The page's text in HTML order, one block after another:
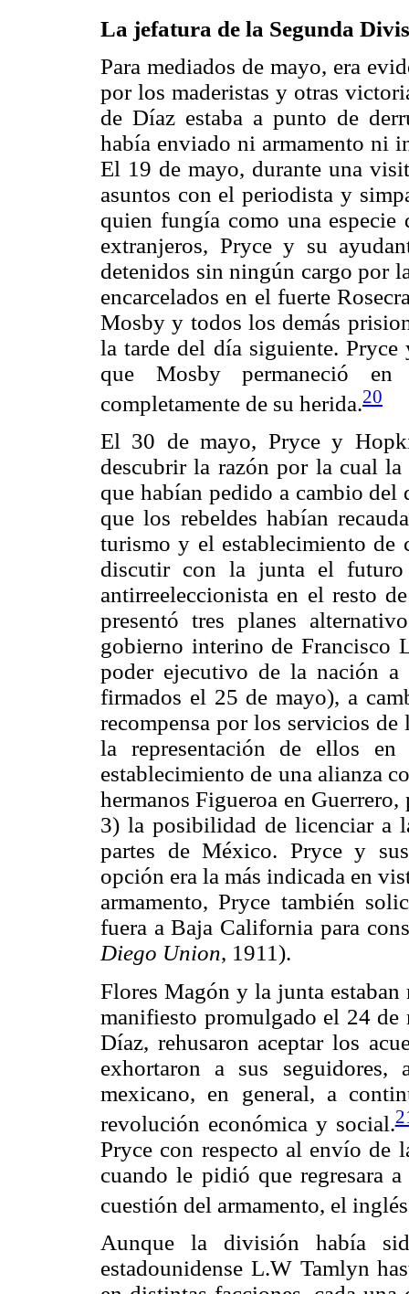
La jefatura de la Segunda
Para mediados de mayo, era
por los maderistas y otras
de Díaz estaba a punto de
había enviado ni armamento ni
El 19 de mayo, durante una
asuntos con el periodista y
quien fungía como una
extranjeros, Pryce y su
detenidos sin ningún cargo por
encarcelados en el fuerte
Mosby y todos los demás
la tarde del día siguiente.
que Mosby permaneció
completamente de su herida.20
El 30 de mayo, Pryce y
descubrir la razón por la cual
que habían pedido a cambio
que los rebeldes habían
turismo y el establecimiento de
discutir con la junta el
antirreeleccionista en el resto
presentó tres planes
gobierno interino de Francisco
poder ejecutivo de la nación a
firmados el 25 de mayo), a
recompensa por los servicios
la representación de ellos
establecimiento de una alianza
hermanos Figueroa en
3) la posibilidad de licenciar a
partes de México. Pryce y
opción era la más indicada en
armamento, Pryce también
fuera a Baja California para
Diego Union, 1911).
Flores Magón y la junta
manifiesto promulgado el 24 de
Díaz, rehusaron aceptar los
exhortaron a sus
mexicano, en general, a
revolución económica y social.
Pryce con respecto al envío de
cuando le pidió que regresara
cuestión del armamento, el
Aunque la división había
estadounidense L.W Tamlyn